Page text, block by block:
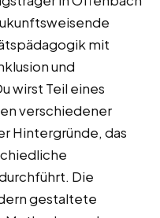
mit
und
wirst Teil eines
verschiedener
Hintergründe, das
Die
gestaltete